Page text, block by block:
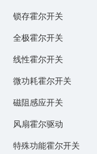
锁存霍尔开关
全极霍尔开关
线性霍尔开关
微功耗霍尔开关
磁阻感应开关
风扇霍尔驱动
特殊功能霍尔开关